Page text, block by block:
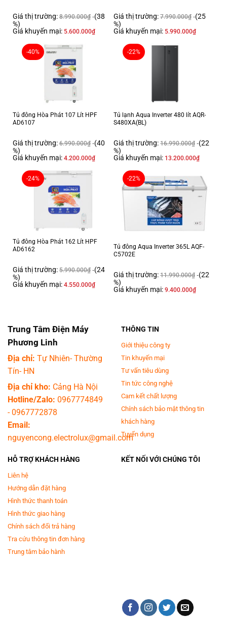
TIẾT KIỆM ĐIỆN NĂNG VỚI CÔNG NGHỆ INVERTERsở hữu công nghệ
biến tần, tủ đông hoà phát có khả năng tự động điều chỉnh hoạt động
của động cơ, giúp máy hoạt động êm ái, khả năng vận hành bền bỉ, duy
trì nhiệt độ ổn định đem đến hiệu quả bảo quản thực phẩm đến tuyệt vời.
KÍNH LOWE (LOWE-EMISSIVITY) TIẾT KIỆM NĂNG LƯỢNG
được phủ một lớp màng hợp chất kim loại mỏng giúp phản xạ bức xạ
NGĂN BIẾN NHIỆT TRIPPLE FREEZING
ĐIỂU KHIỂN SMART REMOTE
hiện lỗi và ra tín hiệu cảm báo nhanh chóng khi tủ bị mất lạnh
Giá thị trường: 8.990.000₫ (38
%)
Giá khuyến mại: 5.600.000₫
Giá thị trường: 7.990.000₫ (25
%)
Giá khuyến mại: 5.990.000₫
-40%
Tủ đông Hòa Phát 107 Lít HPF
AD6107
Giá thị trường: 6.990.000₫ (40
%)
Giá khuyến mại: 4.200.000₫
-22%
Tủ lạnh Aqua Inverter 480 lít AQR-
S480XA(BL)
Giá thị trường: 16.990.000₫ (22
%)
Giá khuyến mại: 13.200.000₫
-24%
Tủ đông Hòa Phát 162 Lít HPF
AD6162
Giá thị trường: 5.990.000₫ (24
%)
Giá khuyến mại: 4.550.000₫
-22%
Tủ đông Aqua Inverter 365L AQF-
C5702E
Giá thị trường: 11.990.000₫ (22
%)
Giá khuyến mại: 9.400.000₫
Trung Tâm Điện Máy
Phương Linh
Địa chỉ: Tự Nhiên- Thường
Tín- HN
Địa chỉ kho: Cảng Hà Nội
Hotline/Zalo: 0967774849
-0967772878
Email:
nguyencong.electrolux@gmail.com
THÔNG TIN
Giới thiệu công ty
Tin khuyến mại
Tư vấn tiêu dùng
Tin tức công nghệ
Cam kết chất lượng
Chính sách bảo mật thông tin
khách hàng
Tuyển dụng
HỖ TRỢ KHÁCH HÀNG
Liên hệ
Hướng dẫn đặt hàng
Hình thức thanh toán
Hình thức giao hàng
Chính sách đổi trả hàng
Tra cứu thông tin đơn hàng
Trung tâm bảo hành
KẾT NỐI VỚI CHÚNG TÔI